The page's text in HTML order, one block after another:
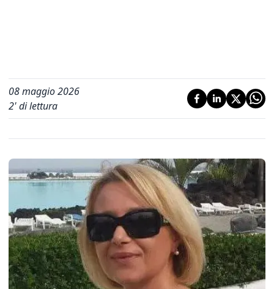
08 maggio 2026
2' di lettura